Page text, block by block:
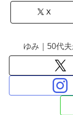
X
ゆみ｜50代